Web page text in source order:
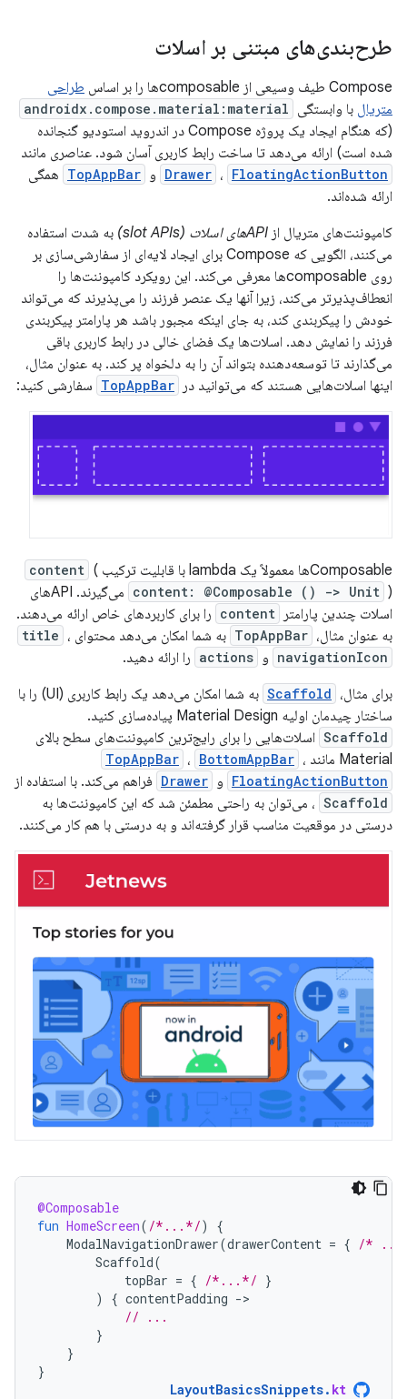
طرح‌بندی‌های مبتنی بر اسلات
Compose طیف وسیعی از composableها را بر اساس
طراحی
متریال با وابستگی androidx.compose.material:material
(که هنگام ایجاد یک پروژه Compose در اندروید استودیو گنجانده
شده است) ارائه می‌دهد تا ساخت رابط کاربری آسان شود. عناصری مانند
Drawer ، FloatingActionButton و TopAppBar همگی
ارائه شده‌اند.
کامپوننت‌های متریال از APIهای اسلات (slot APIs)
به شدت استفاده
می‌کنند، الگویی که Compose برای ایجاد لایه‌ای از سفارشی‌سازی بر
روی composableها معرفی می‌کند. این رویکرد کامپوننت‌ها را
انعطاف‌پذیرتر می‌کند، زیرا آنها یک عنصر فرزند را می‌پذیرند که می‌تواند
خودش را پیکربندی کند، به جای اینکه مجبور باشد هر پارامتر پیکربندی
فرزند را نمایش دهد. اسلات‌ها یک فضای خالی در رابط کاربری باقی
می‌گذارند تا توسعه‌دهنده بتواند آن را به دلخواه پر کند. به عنوان مثال،
اینها اسلات‌هایی هستند که می‌توانید در
TopAppBar سفارشی کنید:
Composableها معمولاً یک lambda با قابلیت ترکیب content (
content: @Composable () -> Unit
) می‌گیرند. APIهای
اسلات چندین پارامتر
content را برای کاربردهای خاص ارائه می‌دهند.
به عنوان مثال، TopAppBar به شما امکان می‌دهد محتوای title ،
navigationIcon و actions را ارائه دهید.
برای مثال، Scaffold
به شما امکان می‌دهد یک رابط کاربری (UI) را با
ساختار چیدمان اولیه Material Design پیاده‌سازی کنید.
Scaffold اسلات‌هایی را برای رایج‌ترین کامپوننت‌های سطح بالای
Material مانند
TopAppBar ، BottomAppBar ،
FloatingActionButton و Drawer فراهم می‌کند. با استفاده از
Scaffold ، می‌توان به راحتی مطمئن شد که این کامپوننت‌ها به
درستی در موقعیت مناسب قرار گرفته‌اند و به درستی با هم کار می‌کنند.
@Composable
fun HomeScreen( /*...*/)
{
ModalNavigationDrawer(drawerContent = { /* ...
Scaffold(
topBar = { /*...*/ }
)
{ contentPadding -
// ...
}
}
}
LayoutBasicsSnippets. kt